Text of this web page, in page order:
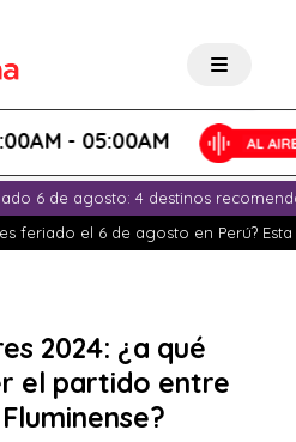
- 05:00AM
6 de agosto: 4 destinos
feriado el 6 de agosto en Perú?
2024: ¿a qué
el partido entre